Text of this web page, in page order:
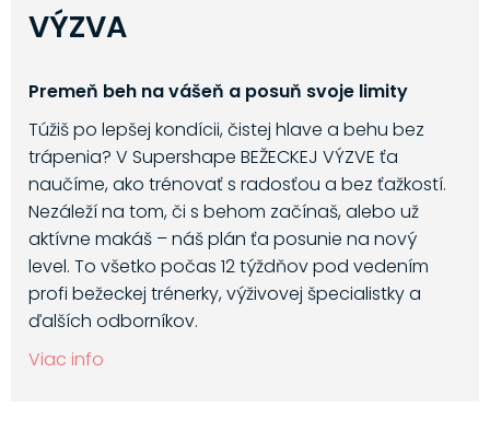
VÝZVA
Premeň beh na vášeň a posuň svoje limity
Túžiš po lepšej kondícii, čistej hlave a behu bez
trápenia? V Supershape BEŽECKEJ VÝZVE ťa
naučíme, ako trénovať s radosťou a bez ťažkostí.
Nezáleží na tom, či s behom začínaš, alebo už
aktívne makáš – náš plán ťa posunie na nový
level. To všetko počas 12 týždňov pod vedením
profi bežeckej trénerky, výživovej špecialistky a
ďalších odborníkov.
Viac info